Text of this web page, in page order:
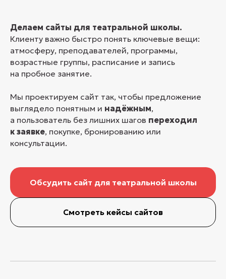
Делаем сайты для театральной школы.
Клиенту важно быстро понять ключевые вещи:
атмосферу, преподавателей, программы,
возрастные группы, расписание и запись
на пробное занятие.
Мы проектируем сайт так, чтобы предложение
выглядело понятным и надёжным,
а пользователь без лишних шагов переходил
к заявке, покупке, бронированию или
консультации.
Обсудить сайт для театральной школы
Смотреть кейсы сайтов